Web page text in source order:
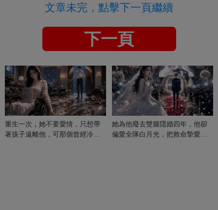
文章未完，點擊下一頁繼續
下一頁
重生一次，她不要愛情，只想帶
著孩子遠離他，可那個曾經冷漠
她為他廢去雙腿隱婚四年，他卻
偏愛全隊白月光，把救命摯愛當